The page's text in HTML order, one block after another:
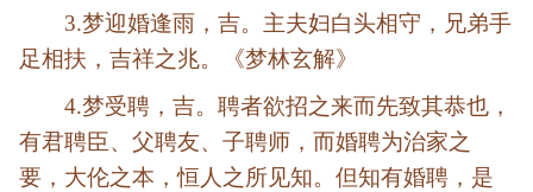
3.梦迎婚逢雨，吉。主夫妇白头相守，兄弟手
足相扶，吉祥之兆。《梦林玄解》
4.梦受聘，吉。聘者欲招之来而先致其恭也，
有君聘臣、父聘友、子聘师，而婚聘为治家之
要，大伦之本，恒人之所见知。但知有婚聘，是